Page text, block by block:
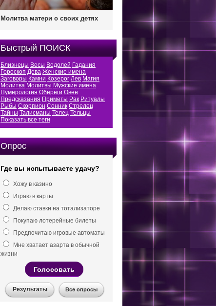
Молитва матери о своих детях
Быстрый ПОИСК
Близнецы Весы Водолей Гадания
Гороскоп Дева Женские имена
Заговоры Камни Козерог Лев Магия
Молитва Молитвы Мужские имена
Нумерология Обереги Овен
Предсказания Приметы Рак Ритуалы
Рыбы Скорпион Сонник Стрелец
Тайны Талисманы Телец Тельцы
Показать все теги
Опрос
Где вы испытываете удачу?
Хожу в казино
Играю в карты
Делаю ставки на тотализаторе
Покупаю лотерейные билеты
Предпочитаю игровые автоматы
Мне хватает азарта в обычной
жизни
Голосовать
Результаты Все опросы